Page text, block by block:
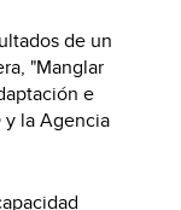
de un
"Manglar
e
la Agencia